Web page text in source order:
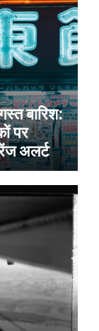
बारिश:
पर
अलर्ट